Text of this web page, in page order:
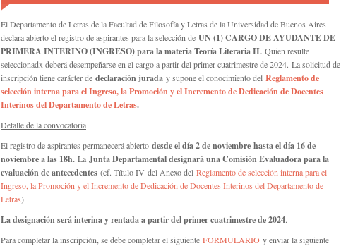
El Departamento de Letras de la Facultad de Filosofía y Letras de la Universidad de Buenos Aires
declara abierto el registro de aspirantes para la selección de UN (1) CARGO DE AYUDANTE DE
PRIMERA INTERINO (INGRESO) para la materia Teoría Literaria II. Quien resulte
seleccionadx deberá desempeñarse en el cargo a partir del primer cuatrimestre de 2024. La solicitud de
inscripción tiene carácter de declaración jurada y supone el conocimiento del Reglamento de
selección interna para el Ingreso, la Promoción y el Incremento de Dedicación de Docentes
Interinos del Departamento de Letras.
Detalle de la convocatoria
El registro de aspirantes permanecerá abierto desde el día 2 de noviembre hasta el día 16 de
noviembre a las 18h. La Junta Departamental designará una Comisión Evaluadora para la
evaluación de antecedentes (cf. Título IV del Anexo del Reglamento de selección interna para el
Ingreso, la Promoción y el Incremento de Dedicación de Docentes Interinos del Departamento de
Letras).
La designación será interina y rentada a partir del primer cuatrimestre de 2024.
Para completar la inscripción, se debe completar el siguiente FORMULARIO y enviar la siguiente